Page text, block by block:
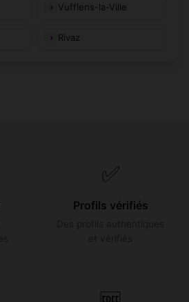
Vufflens-la-Ville
Rivaz
✅
Profils vérifiés